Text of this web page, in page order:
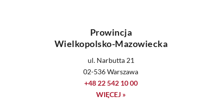
Prowincja
Wielkopolsko-Mazowiecka
ul. Narbutta 21
02-536 Warszawa
+48 22 542 10 00
WIĘCEJ »